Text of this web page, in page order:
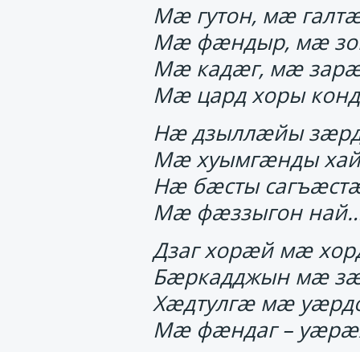
Мӕ гутон, мӕ
Мӕ фӕндыр, мӕ
Мӕ кадӕг, мӕ
Мӕ цард хоры
Нӕ дзыллӕйы
Мӕ хуымгӕнды
Нӕ бӕсты
Мӕ фӕззыгон
Дзаг хорӕй мӕ
Бӕркадджын мӕ
Хӕдтулгӕ мӕ
Мӕ фӕндаг –